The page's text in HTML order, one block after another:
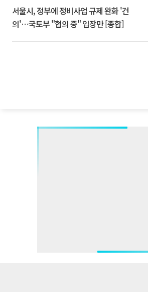
서울시, 정부에 정비사업 규제 완화 '건
의'⋯국토부 "협의 중" 입장만 [종합]